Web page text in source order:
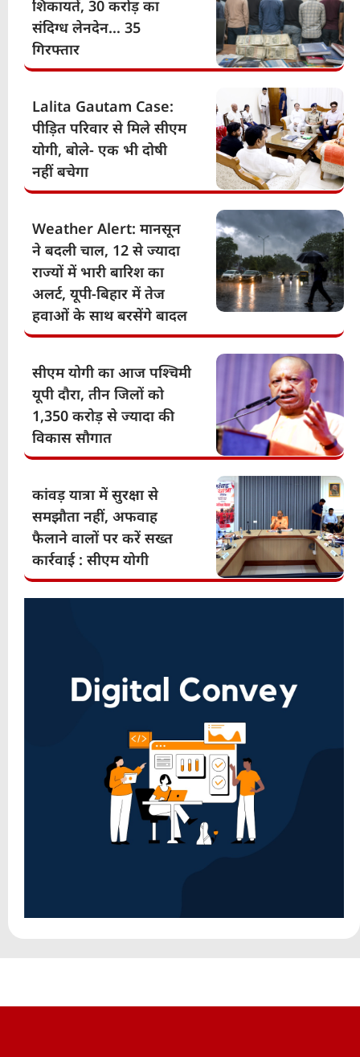
शिकायतें, 30 करोड़ का
संदिग्ध लेनदेन… 35
गिरफ्तार
Lalita Gautam Case:
पीड़ित परिवार से मिले सीएम
योगी, बोले- एक भी दोषी
नहीं बचेगा
Weather Alert: मानसून
ने बदली चाल, 12 से ज्यादा
राज्यों में भारी बारिश का
अलर्ट, यूपी-बिहार में तेज
हवाओं के साथ बरसेंगे बादल
सीएम योगी का आज पश्चिमी
यूपी दौरा, तीन जिलों को
1,350 करोड़ से ज्यादा की
विकास सौगात
कांवड़ यात्रा में सुरक्षा से
समझौता नहीं, अफवाह
फैलाने वालों पर करें सख्त
कार्रवाई : सीएम योगी